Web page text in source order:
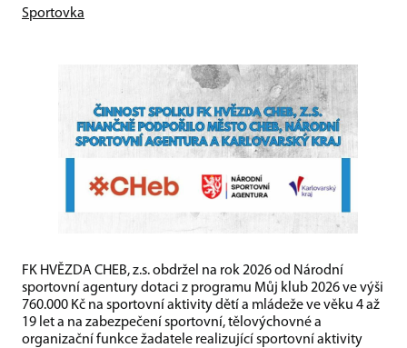
Sportovka
FK HVĚZDA CHEB, z.s. obdržel na rok 2026 od Národní
sportovní agentury dotaci z programu Můj klub 2026 ve výši
760.000 Kč na sportovní aktivity dětí a mládeže ve věku 4 až
19 let a na zabezpečení sportovní, tělovýchovné a
organizační funkce žadatele realizující sportovní aktivity